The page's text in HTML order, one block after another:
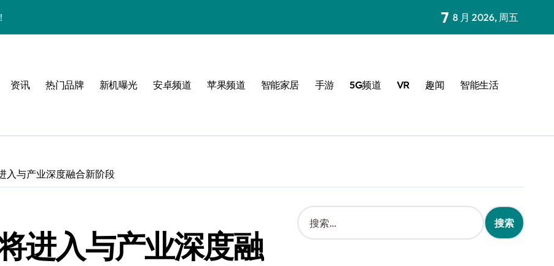
格！
无限可能
7 8 月 2026, 周五
资讯 热门品牌 新机曝光 安卓频道 苹果频道 智能家居 手游 5G频道 VR 趣闻 智能生活
入与产业深度融合新阶段
进入与产业深度融
搜
索
：